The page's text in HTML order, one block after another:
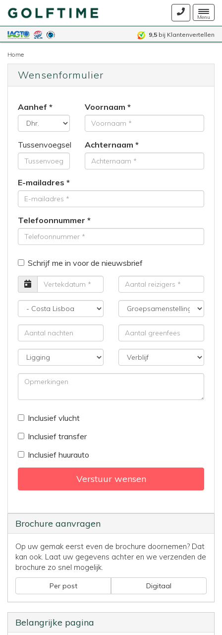
Menu
9,5 bij Klantenvertellen
Home
Wensenformulier
Aanhef Voornaam
Tussenvoegsel Achternaam
E-mailadres
Telefoonnummer
Schrijf me in voor de nieuwsbrief
Vertrekdatum
Aantal
reizigers
Bestemming
Groepsamenstelling
Aantal
nachten
Aantal
greenfees
Ligging
Verblijf
Opmerkingen
Inclusief vlucht
Inclusief transfer
Inclusief huurauto
Verstuur wensen
Brochure aanvragen
Op uw gemak eerst even de brochure doornemen? Dat
kan ook. Laat uw gegevens achter en we verzenden de
brochure zo snel mogelijk.
Per post Digitaal
Belangrijke pagina